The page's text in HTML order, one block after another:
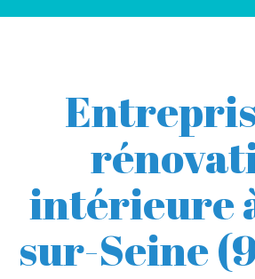
intérieure
sur-Seine